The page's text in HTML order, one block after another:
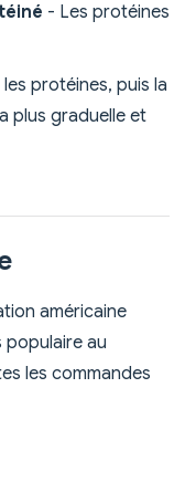
- Les protéines
protéines, puis la
plus graduelle et
américaine
populaire au
les commandes